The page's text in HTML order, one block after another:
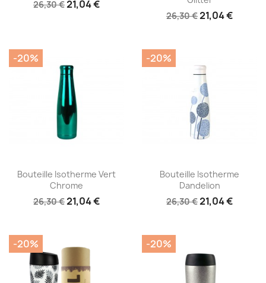
26,30 €21,04 €
26,30 €21,04 €
Aperçu rapide
Bouteille Isotherme Vert
Chrome
26,30 €21,04 €
-20%
Aperçu rapide
Bouteille Isotherme
Dandelion
26,30 €21,04 €
-20%
-20% -20%